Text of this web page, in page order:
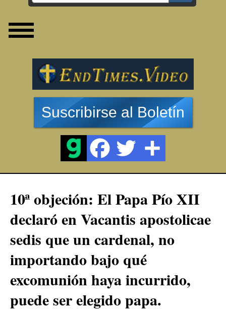
Suscribirse al Boletín
10ª objeción: El Papa Pío XII
declaró en Vacantis apostolicae
sedis que un cardenal, no
importando bajo qué
excomunión haya incurrido,
puede ser elegido papa.